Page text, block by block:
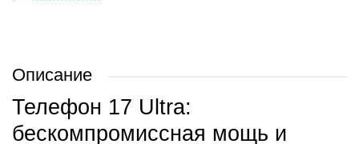
Описание
Телефон 17 Ultra:
бескомпромиссная мощь и